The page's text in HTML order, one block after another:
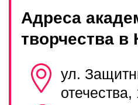
ФРАНШИЗА PRO